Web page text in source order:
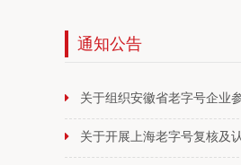
通知公告
关于组织安徽省老字号企业
关于开展上海老字号复核及